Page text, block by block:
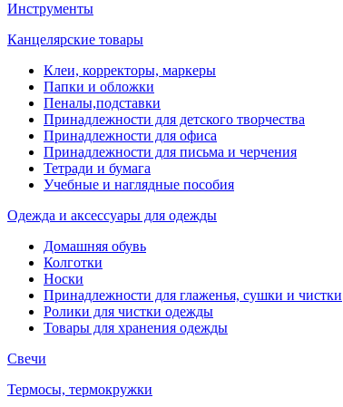
Инструменты
Канцелярские товары
Клеи, корректоры, маркеры
Папки и обложки
Пеналы,подставки
Принадлежности для детского творчества
Принадлежности для офиса
Принадлежности для письма и черчения
Тетради и бумага
Учебные и наглядные пособия
Одежда и аксессуары для одежды
Домашняя обувь
Колготки
Носки
Принадлежности для глаженья, сушки и чистки
Ролики для чистки одежды
Товары для хранения одежды
Свечи
Термосы, термокружки